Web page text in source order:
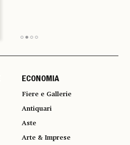
ECONOMIA
Fiere e Gallerie
Antiquari
Aste
Arte & Imprese